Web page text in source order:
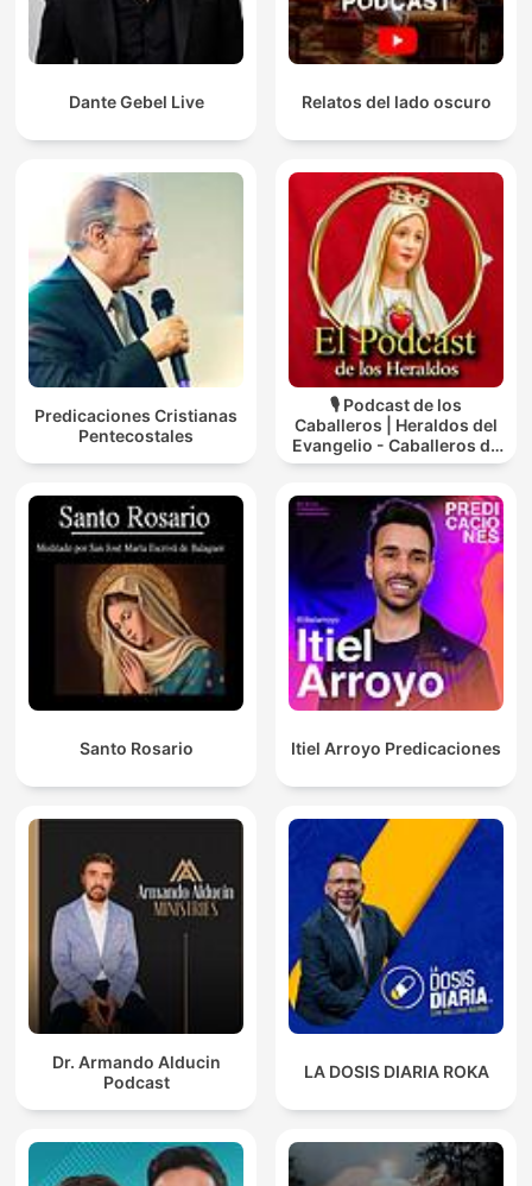
Dante Gebel Live Relatos del lado oscuro
Predicaciones Cristianas
Pentecostales
🎙️ Podcast de los
Caballeros | Heraldos del
Evangelio - Caballeros de
la Virgen
Santo Rosario Itiel Arroyo Predicaciones
Dr. Armando Alducin
Podcast
LA DOSIS DIARIA ROKA